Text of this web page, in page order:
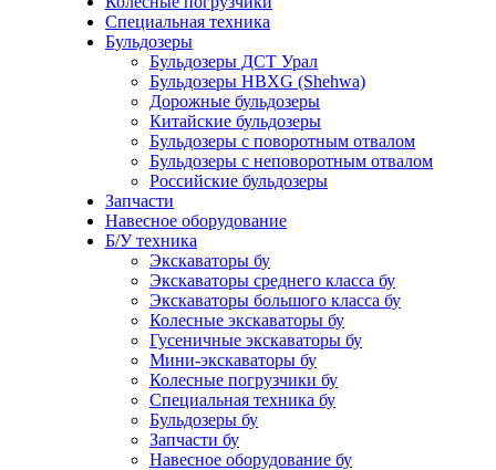
Специальная техника
Бульдозеры
Бульдозеры ДСТ Урал
Бульдозеры HBXG (Shehwa)
Дорожные бульдозеры
Китайские бульдозеры
Бульдозеры с поворотным отвалом
Бульдозеры с неповоротным отвалом
Российские бульдозеры
Запчасти
Навесное оборудование
Б/У техника
Экскаваторы бу
Экскаваторы среднего класса бу
Экскаваторы большого класса бу
Колесные экскаваторы бу
Гусеничные экскаваторы бу
Мини-экскаваторы бу
Колесные погрузчики бу
Специальная техника бу
Бульдозеры бу
Запчасти бу
Навесное оборудование бу